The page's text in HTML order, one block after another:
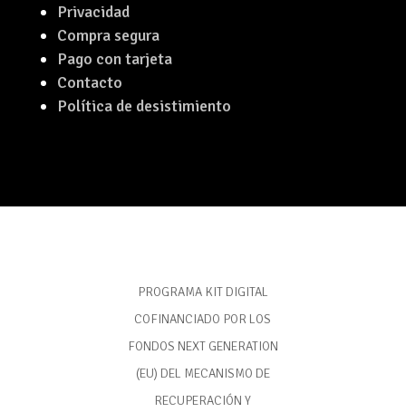
Privacidad
Compra segura
Pago con tarjeta
Contacto
Política de desistimiento
PROGRAMA KIT DIGITAL
COFINANCIADO POR LOS
FONDOS NEXT GENERATION
(EU) DEL MECANISMO DE
RECUPERACIÓN Y